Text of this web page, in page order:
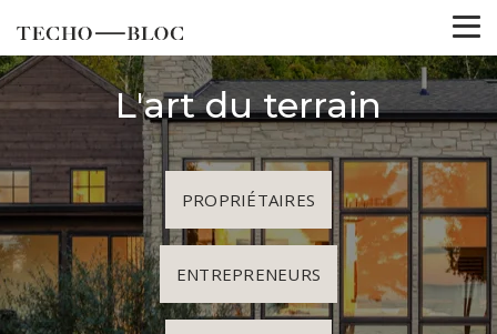
L'art du terrain
PROPRIÉTAIRES
ENTREPRENEURS